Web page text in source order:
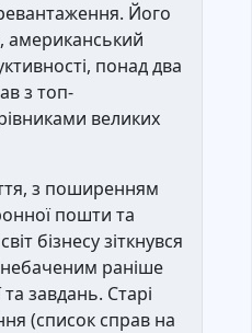
Його
, американський
понад два
з топ-
великих
з поширенням
пошти та
бізнесу зіткнувся
раніше
завдань. Старі
(список справ на